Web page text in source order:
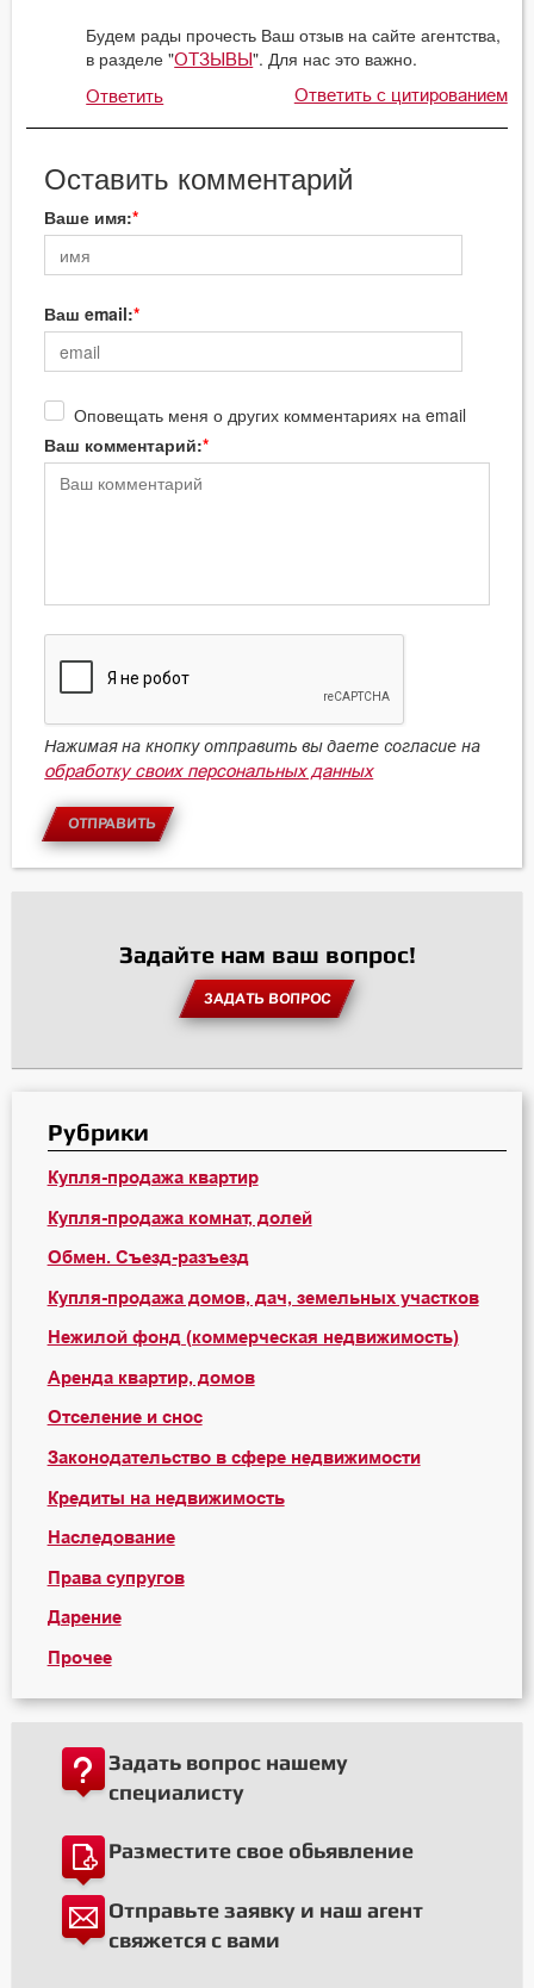
Будем рады прочесть Ваш отзыв на сайте агентства,
в разделе "ОТЗЫВЫ". Для нас это важно.
Ответить Ответить с цитированием
Оставить комментарий
Ваше имя:
Ваш email:
Оповещать меня о других комментариях на email
Ваш комментарий:
Нажимая на кнопку отправить вы даете согласие на
обработку своих персональных данных
ОТПРАВИТЬ
Задайте нам ваш вопрос!
ЗАДАТЬ ВОПРОС
Рубрики
Купля-продажа квартир
Купля-продажа комнат, долей
Обмен. Съезд-разъезд
Купля-продажа домов, дач, земельных участков
Нежилой фонд (коммерческая недвижимость)
Аренда квартир, домов
Отселение и снос
Законодательство в сфере недвижимости
Кредиты на недвижимость
Наследование
Права супругов
Дарение
Прочее
Задать вопрос нашему
специалисту
Разместите свое обьявление
Отправьте заявку и наш агент
свяжется с вами